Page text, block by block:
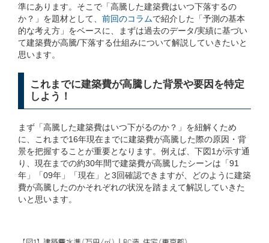
準にあります。そこで「高騰した建築費はいつ下落するの
か？」を題材として、 前回のコラムで紹介した「予測の基本
的な考え方」をベースに、まずは過去のデータ/実績に基づい
て建築費が高騰/下落する仕組みについて解説していきたいと
思います。
これまでに建築費が高騰した背景や要因を特定
しよう！
まず「高騰した建築費はいつ下がるのか？」を紐解くため
に、これまで16年現在までに建築費が高騰した際の原因・背
景を把握することが重要となります。例えば、下図1が示す通
り、現在までの約30年間で建築費が高騰したシーンは「91
年」「09年」「現在」と3回確認できますが、どのように建築
費が高騰したのかそれぞれの状況を踏まえて解説していきた
いと思います。